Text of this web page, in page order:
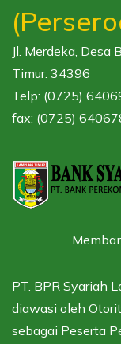
Jl. Merdeka, Desa
Timur. 34396
Telp: (0725)
fax: (0725)
PT. BPR Syariah
diawasi oleh
sebagai Peserta